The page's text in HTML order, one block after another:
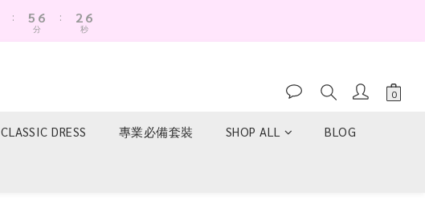
:
5
4
6
5
分
:
2
1
5
4
秒
CLASSIC DRESS 專業必備套裝 SHOP ALL BLOG